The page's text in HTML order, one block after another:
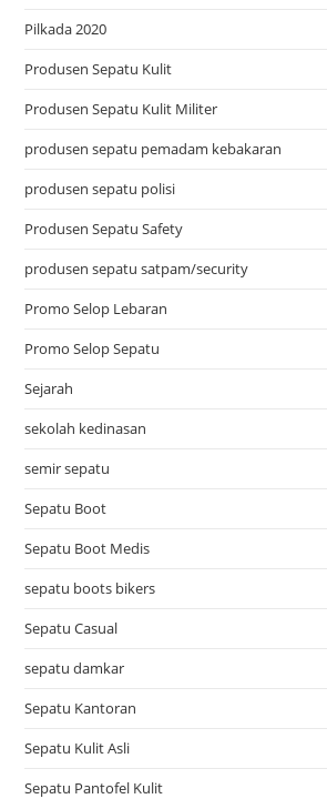
Pilkada 2020
Produsen Sepatu Kulit
Produsen Sepatu Kulit Militer
produsen sepatu pemadam kebakaran
produsen sepatu polisi
Produsen Sepatu Safety
produsen sepatu satpam/security
Promo Selop Lebaran
Promo Selop Sepatu
Sejarah
sekolah kedinasan
semir sepatu
Sepatu Boot
Sepatu Boot Medis
sepatu boots bikers
Sepatu Casual
sepatu damkar
Sepatu Kantoran
Sepatu Kulit Asli
Sepatu Pantofel Kulit